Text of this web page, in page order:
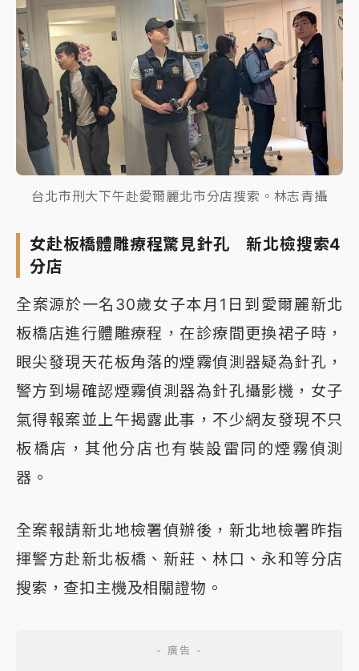
台北市刑大下午赴愛爾麗北市分店搜索。林志青攝
女赴板橋體雕療程驚見針孔 新北檢搜索4
分店
全案源於一名30歲女子本月1日到愛爾麗新北
板橋店進行體雕療程，在診療間更換裙子時，
眼尖發現天花板角落的煙霧偵測器疑為針孔，
警方到場確認煙霧偵測器為針孔攝影機，女子
氣得報案並上午揭露此事，不少網友發現不只
板橋店，其他分店也有裝設雷同的煙霧偵測
器。
全案報請新北地檢署偵辦後，新北地檢署昨指
揮警方赴新北板橋、新莊、林口、永和等分店
搜索，查扣主機及相關證物。